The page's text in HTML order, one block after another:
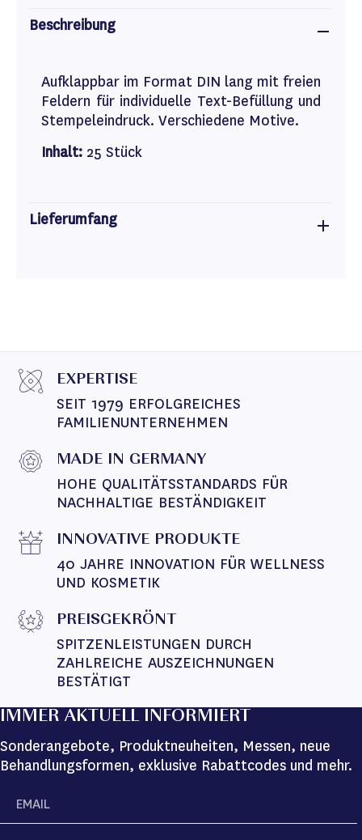
Beschreibung
Aufklappbar im Format DIN lang mit freien
Feldern für individuelle Text-Befüllung und
Stempeleindruck. Verschiedene Motive.
Inhalt: 25 Stück
Lieferumfang
EXPERTISE
SEIT 1979 ERFOLGREICHES
FAMILIENUNTERNEHMEN
MADE IN GERMANY
HOHE QUALITÄTSSTANDARDS FÜR
NACHHALTIGE BESTÄNDIGKEIT
INNOVATIVE PRODUKTE
40 JAHRE INNOVATION FÜR WELLNESS
UND KOSMETIK
PREISGEKRÖNT
SPITZENLEISTUNGEN DURCH
ZAHLREICHE AUSZEICHNUNGEN
BESTÄTIGT
IMMER AKTUELL INFORMIERT
Sonderangebote, Produktneuheiten, Messen, neue
Behandlungsformen, exklusive Rabattcodes und mehr.